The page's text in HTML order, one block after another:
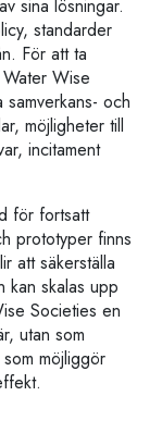
sina lösningar.
standarder
För att ta
Wise
och
möjligheter till
incitament
för fortsatt
prototyper finns
att säkerställa
kan skalas upp
Societies en
utan som
möjliggör